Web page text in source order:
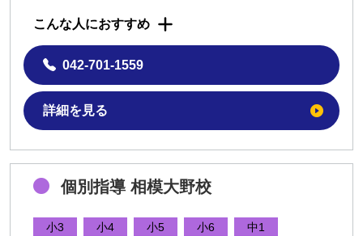
こんな人におすすめ
042-701-1559
詳細を見る
個別指導 相模大野校
小3 小4 小5 小6 中1